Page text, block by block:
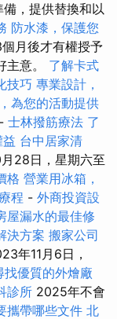
，提供替換和以
防水漆，保護您
月後才有權授予
主意。 了解卡式
技巧 專業設計，
為您的活動提供
- 士林撥筋療法 了
台中居家清
28日，星期六至
格 營業用冰箱，
程 - 外商投資設
屋漏水的最佳修
決方案 搬家公司
年11月6日，
找優質的外燴廠
診所 2025年不會
攜帶哪些文件 北